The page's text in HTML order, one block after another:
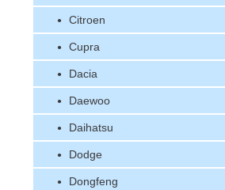
Citroen
Cupra
Dacia
Daewoo
Daihatsu
Dodge
Dongfeng